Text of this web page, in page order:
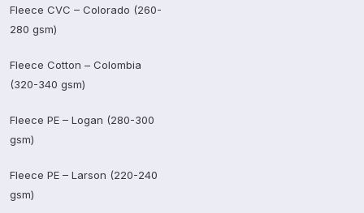
Fleece CVC – Colorado (260-
280 gsm)
Fleece Cotton – Colombia
(320-340 gsm)
Fleece PE – Logan (280-300
gsm)
Fleece PE – Larson (220-240
gsm)